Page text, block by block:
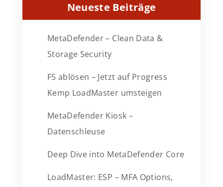
Neueste Beiträge
MetaDefender – Clean Data &
Storage Security
F5 ablösen – Jetzt auf Progress
Kemp LoadMaster umsteigen
MetaDefender Kiosk –
Datenschleuse
Deep Dive into MetaDefender Core
LoadMaster: ESP – MFA Options,